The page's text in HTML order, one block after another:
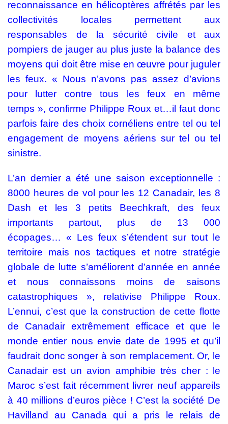
reconnaissance en hélicoptères affrétés par les
collectivités locales permettent aux
responsables de la sécurité civile et aux
pompiers de jauger au plus juste la balance des
moyens qui doit être mise en œuvre pour juguler
les feux. « Nous n’avons pas assez d’avions
pour lutter contre tous les feux en même
temps », confirme Philippe Roux et…il faut donc
parfois faire des choix cornéliens entre tel ou tel
engagement de moyens aériens sur tel ou tel
sinistre.
L’an dernier a été une saison exceptionnelle :
8000 heures de vol pour les 12 Canadair, les 8
Dash et les 3 petits Beechkraft, des feux
importants partout, plus de 13 000
écopages… « Les feux s’étendent sur tout le
territoire mais nos tactiques et notre stratégie
globale de lutte s’améliorent d’année en année
et nous connaissons moins de saisons
catastrophiques », relativise Philippe Roux.
L’ennui, c’est que la construction de cette flotte
de Canadair extrêmement efficace et que le
monde entier nous envie date de 1995 et qu’il
faudrait donc songer à son remplacement. Or, le
Canadair est un avion amphibie très cher : le
Maroc s’est fait récemment livrer neuf appareils
à 40 millions d’euros pièce ! C’est la société De
Havilland au Canada qui a pris le relais de